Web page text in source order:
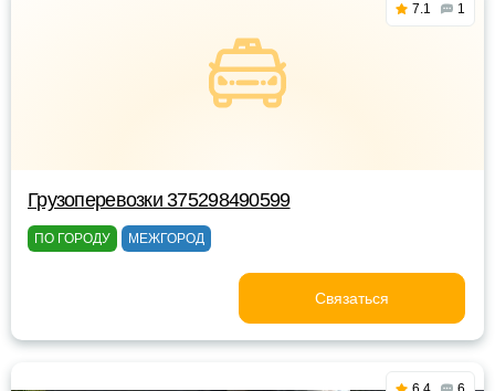
7.1 1
Грузоперевозки 375298490599
ПО ГОРОДУ МЕЖГОРОД
Связаться